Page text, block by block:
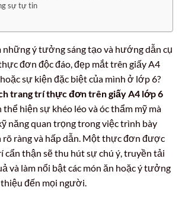
sự tự tin
những ý tưởng sáng tạo và hướng dẫn cụ
đơn độc đáo, đẹp mắt trên giấy A4
sự kiện đặc biệt của mình ở lớp 6?
trang trí thực đơn trên giấy A4 lớp 6
thể hiện sự khéo léo và óc thẩm mỹ mà
năng quan trọng trong việc trình bày
rõ ràng và hấp dẫn. Một thực đơn được
cẩn thận sẽ thu hút sự chú ý, truyền tải
và làm nổi bật các món ăn hoặc ý tưởng
đến mọi người.